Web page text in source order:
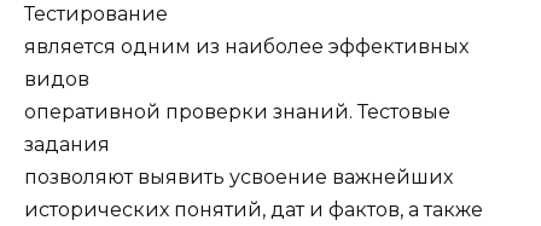
Тестирование
является одним из наиболее эффективных
видов
оперативной проверки знаний. Тестовые
задания
позволяют выявить усвоение важнейших
исторических понятий, дат и фактов, а также